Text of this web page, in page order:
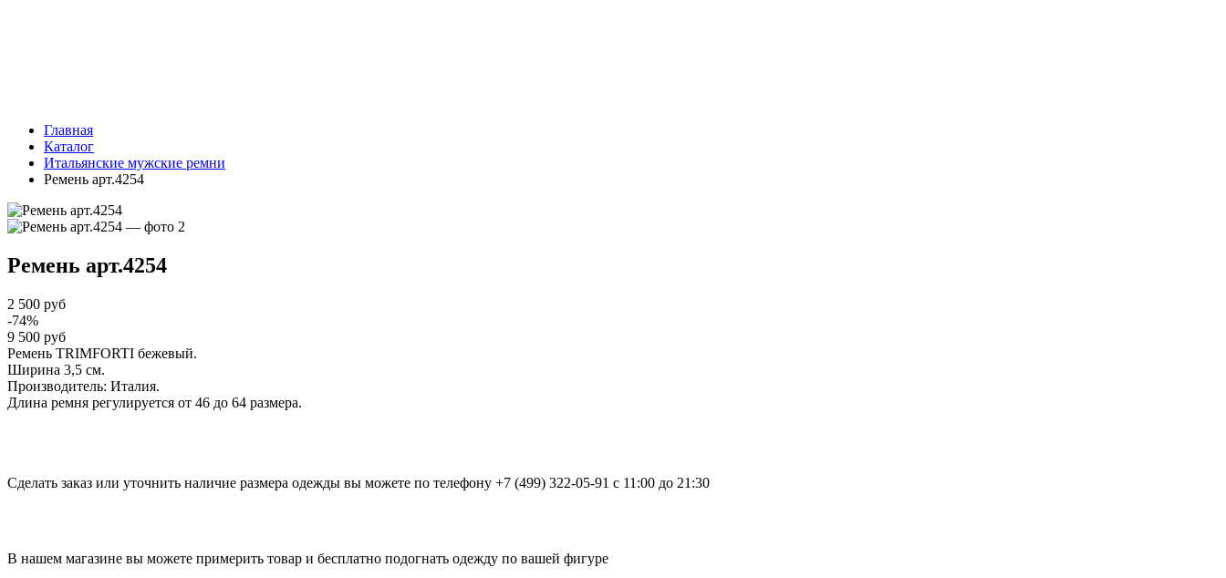
Главная
Каталог
Итальянские мужские ремни
Ремень арт.4254
Ремень арт.4254
2 500 руб
-74%
9 500 руб
Ремень TRIMFORTI бежевый.
Ширина 3,5 см.
Производитель: Италия.
Длина ремня регулируется от 46 до 64 размера.
Сделать заказ или уточнить наличие размера одежды вы можете по телефону +7 (499) 322-05-91 с 11:00 до 21:30
В нашем магазине вы можете примерить товар и бесплатно подогнать одежду по вашей фигуре